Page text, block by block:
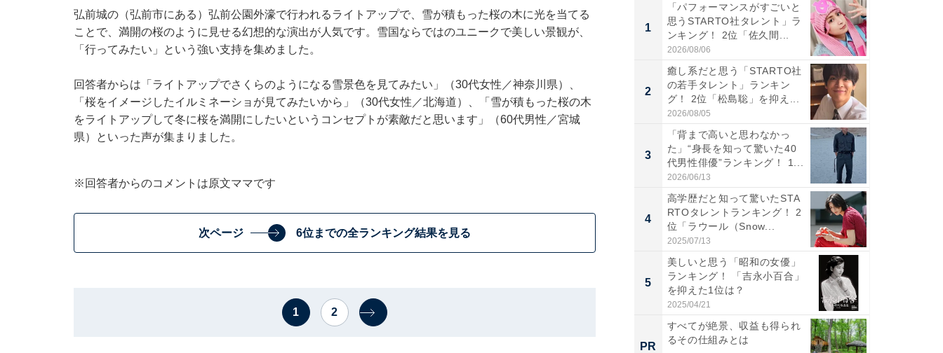
弘前城の（弘前市にある）弘前公園外濠で行われるライトアップで、雪が積もった桜の木に光を当てる
ことで、満開の桜のように見せる幻想的な演出が人気です。雪国ならではのユニークで美しい景観が、
「行ってみたい」という強い支持を集めました。
回答者からは「ライトアップでさくらのようになる雪景色を見てみたい」（30代女性／神奈川県）、
「桜をイメージしたイルミネーショが見てみたいから」（30代女性／北海道）、「雪が積もった桜の木
をライトアップして冬に桜を満開にしたいというコンセプトが素敵だと思います」（60代男性／宮城
県）といった声が集まりました。
※回答者からのコメントは原文ママです
次ページ 6位までの全ランキング結果を見る
1 2
1
「パフォーマンスがすごいと
思うSTARTO社タレント」ラ
ンキング！ 2位「佐久間...
2026/08/06
2
癒し系だと思う「STARTO社
の若手タレント」ランキン
グ！ 2位「松島聡」を抑え...
2026/08/05
3
「背まで高いと思わなかっ
た」“身長を知って驚いた40
代男性俳優”ランキング！ 1...
2026/06/13
4
高学歴だと知って驚いたSTA
RTOタレントランキング！ 2
位「ラウール（Snow...
2025/07/13
5
美しいと思う「昭和の女優」
ランキング！ 「吉永小百合」
を抑えた1位は？
2025/04/21
PR
すべてが絶景、収益も得られ
るその仕組みとは